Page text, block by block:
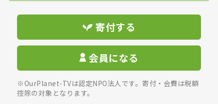
寄付する
会員になる
※OurPlanet-TVは認定NPO法人です。寄付・会費は税額
控除の対象となります。